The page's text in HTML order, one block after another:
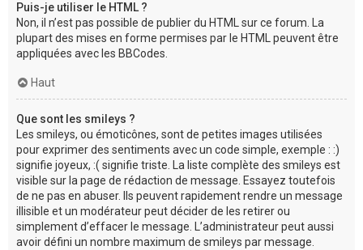
Puis-je utiliser le HTML ?
Non, il n’est pas possible de publier du HTML sur ce forum. La
plupart des mises en forme permises par le HTML peuvent être
appliquées avec les BBCodes.
Haut
Que sont les smileys ?
Les smileys, ou émoticônes, sont de petites images utilisées
pour exprimer des sentiments avec un code simple, exemple : :)
signifie joyeux, :( signifie triste. La liste complète des smileys est
visible sur la page de rédaction de message. Essayez toutefois
de ne pas en abuser. Ils peuvent rapidement rendre un message
illisible et un modérateur peut décider de les retirer ou
simplement d’effacer le message. L’administrateur peut aussi
avoir défini un nombre maximum de smileys par message.